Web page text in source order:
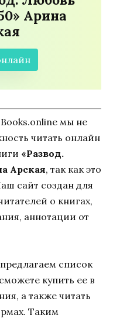
Арина
мы не
читать онлайн
«Развод.
Арская, так как это
сайт создан для
о книгах,
аннотации от
список
купить ее в
а также читать
Таким